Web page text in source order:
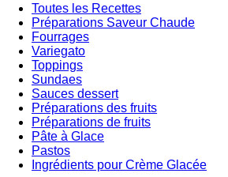
Toutes les Recettes
Préparations Saveur Chaude
Fourrages
Variegato
Toppings
Sundaes
Sauces dessert
Préparations des fruits
Préparations de fruits
Pâte à Glace
Pastos
Ingrédients pour Crème Glacée